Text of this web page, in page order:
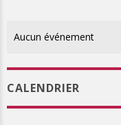
Aucun événement
CALENDRIER